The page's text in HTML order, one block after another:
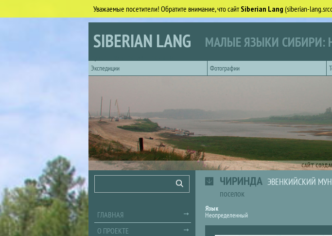
Уважаемые посетители! Обратите внимание, что сайтSiberian Lang (siberian-
SIBERIAN LANG МАЛЫЕ ЯЗЫКИ СИБИРИ:
Экспедиции
Фотографии
САЙТ
ЧИРИНДА ЭВЕНКИЙСКИЙ
поселок
Язык
Неопределенный
Поиск
ГЛАВНАЯ
О ПРОЕКТЕ